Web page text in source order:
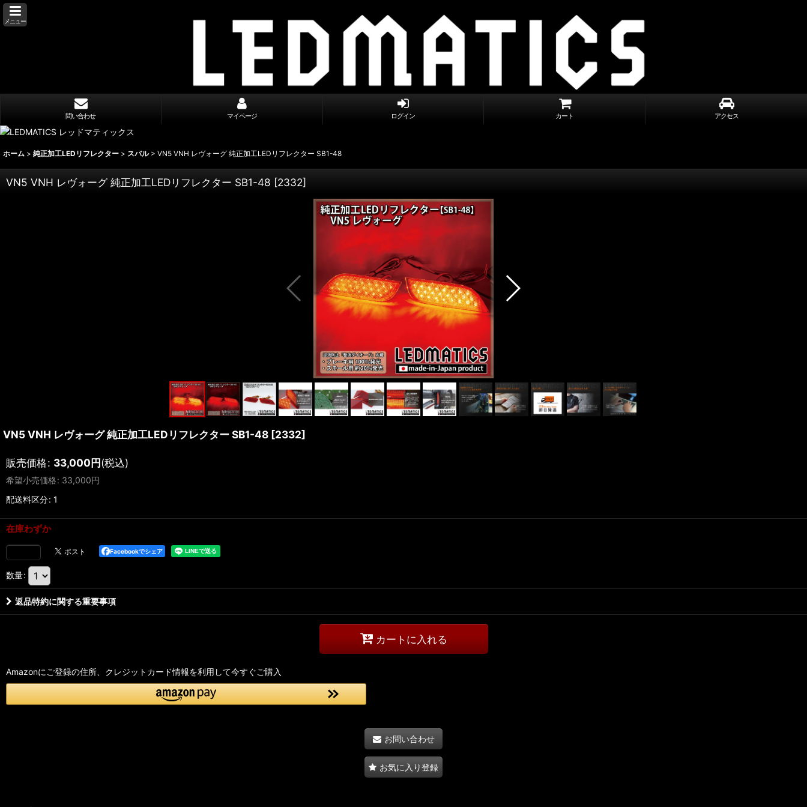
メニュー
問い合わせ マイページ ログイン カート アクセス
ホーム > 純正加工LEDリフレクター > スバル > VN5 VNH レヴォーグ 純正加工LEDリフレクター SB1-48
VN5 VNH レヴォーグ 純正加工LEDリフレクター SB1-48 [2332]
VN5 VNH レヴォーグ 純正加工LEDリフレクター SB1-48 [2332]
販売価格: 33,000円(税込)
希望小売価格: 33,000円
配送料区分: 1
在庫わずか
Facebookでシェア
数量:
返品特約に関する重要事項
カートに入れる
Amazonにご登録の住所、クレジットカード情報を利用して今すぐご購入
お問い合わせ
お気に入り登録